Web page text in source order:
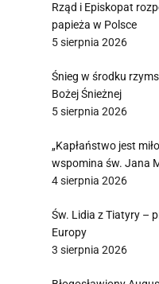
Rząd i Episkopat
papieża w Polsce
5 sierpnia 2026
Śnieg w środku
Bożej Śnieżnej
5 sierpnia 2026
„Kapłaństwo jest
wspomina św. Jana
4 sierpnia 2026
Św. Lidia z Tiatyry –
Europy
3 sierpnia 2026